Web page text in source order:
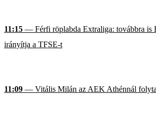
11:15 — Férfi röplabda Extraliga: továbbra is
irányítja a TFSE-t
11:09 — Vitális Milán az AEK Athénnál